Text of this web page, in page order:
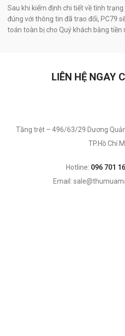
Sau khi kiểm định chi tiết về tình
đúng với thông tin đã trao đổi, PC79
toán toàn bị cho Quý khách bằng tiền
LIÊN HỆ NGAY
Tầng trệt – 496/63/29 Dương
TP.Hồ Chí
Hotline: 096 701
Email: